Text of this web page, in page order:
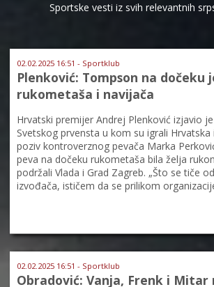
Sportske vesti iz svih relevantnih
02.02.2025 16:51 - Sportklub
Plenković: Tompson na dočeku
rukometaša i navijača
Hrvatski premijer Andrej Plenković izjavio
Svetskog prvensta u kom su igrali Hrvatska
poziv kontroverznog pevača Marka
peva na dočeku rukometaša bila želja
podržali Vlada i Grad Zagreb. „Što se tiče
izvođača, ističem da se prilikom
02.02.2025 16:51 - Sportklub
Obradović: Vanja, Frenk i Mitar